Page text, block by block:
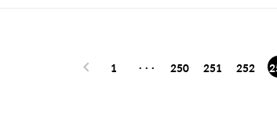
1 ··· 250 251 252